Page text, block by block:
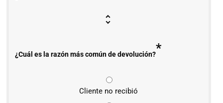
¿Cuál es la razón más común de devolución?*
Cliente no recibió